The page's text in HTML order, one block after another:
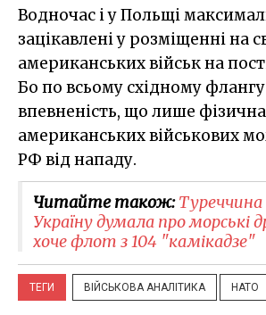
Водночас і у Польщі
зацікавлені у розміщенні на
американських військ на
Бо по всьому східному
впевненість, що лише
американських військових
РФ від нападу.
Читайте також:
Україну думала про морські
хоче флот з 104 "камікадзе"
ТЕГИ ВІЙСЬКОВА АНАЛІТИКА НАТО